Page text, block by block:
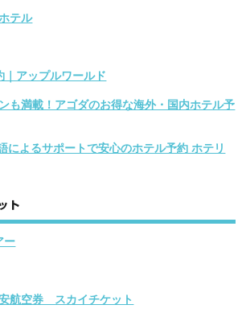
テル
｜アップルワールド
も満載！アゴダのお得な海外・国内ホテル予
によるサポートで安心のホテル予約 ホテリ
ト
ー
航空券 スカイチケット